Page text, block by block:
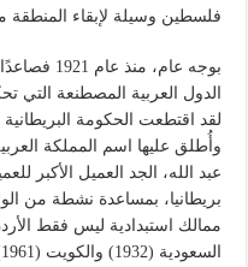
فلسطين وسيلة لإبقاء المنطقة
بوجه عام،
الدول العربية المصطنعة التي
وأُطلق عليها اسم المملكة
عبد الله، الجد العميل الأكبر
ممالك استبدادية ليس فقط